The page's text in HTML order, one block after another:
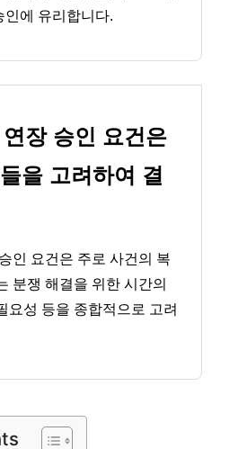
인에 유리합니다.
장 승인 요건은
을 고려하여 결
인 요건은 주로 사건의 복
분쟁 해결을 위한 시간의
요성 등을 종합적으로 고려